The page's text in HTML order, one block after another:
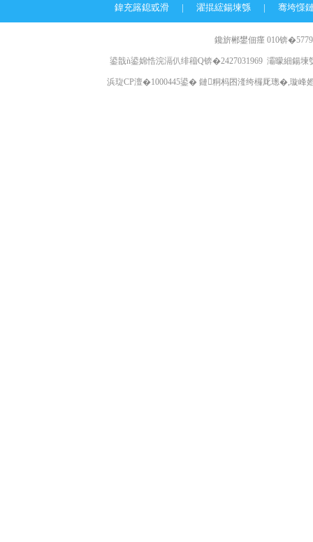
鍏充簬鎴戜滑 | 濯掍綋鍚堜綔 | 骞垮憡
鑱旂郴鐢佃瘽 010锛
鍙戠ǹ鍙婂悎浣滆仈绯籕Q锛�2427031969 灞曚細鍚堜
浜琁CP澶�1000445鍙� 鏈粡杩囨湰绔欏厑璁�,璇峰